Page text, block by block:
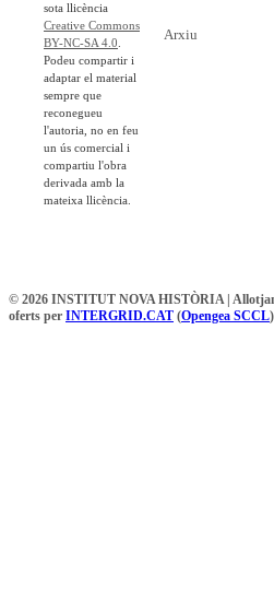
sota llicència
Creative Commons
BY-NC-SA 4.0
Podeu compartir i
adaptar el material
sempre que
reconegueu
l'autoria, no en feu
un ús comercial i
compartiu l'obra
derivada amb la
mateixa llicència.
Arxiu
© 2026 INSTITUT NOVA HISTÒRIA |
oferts per INTERGRID.CAT (Opengea SCCL)